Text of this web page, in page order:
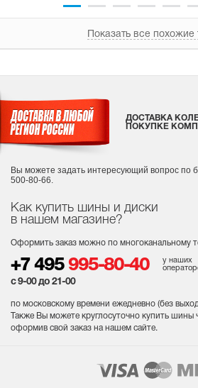
Показать все похожие
Как купить шины и диски
в нашем магазине?
Оформить заказ можно по многоканальному
+7 495 995-80-40
у наших
с 9-00 до 21-00
по московскому времени ежедневно (без
Также Вы можете круглосуточно купить шины
оформив свой заказ на нашем сайте.
ДОСТАВКА
ПОКУПКЕ
Вы можете задать интересующий вопрос по
500-80-66.